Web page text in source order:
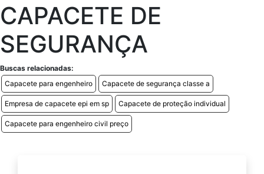
CAPACETE DE
SEGURANÇA
Buscas relacionadas:
Capacete para engenheiro
Capacete de segurança classe a
Empresa de capacete epi em sp Capacete de proteção individual
Capacete para engenheiro civil preço